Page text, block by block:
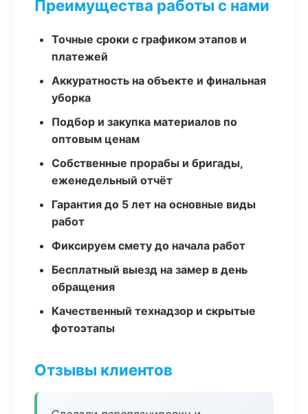
Преимущества работы с нами
Точные сроки с графиком этапов и
платежей
Аккуратность на объекте и финальная
уборка
Подбор и закупка материалов по
оптовым ценам
Собственные прорабы и бригады,
еженедельный отчёт
Гарантия до 5 лет на основные виды
работ
Фиксируем смету до начала работ
Бесплатный выезд на замер в день
обращения
Качественный технадзор и скрытые
фотоэтапы
Отзывы клиентов